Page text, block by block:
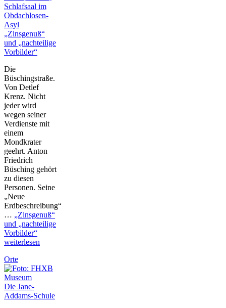
„Zinsgenuß“
und „nachteilige
Vorbilder“
Die
Büschingstraße.
Von Detlef
Krenz. Nicht
jeder wird
wegen seiner
Verdienste mit
einem
Mondkrater
geehrt. Anton
Friedrich
Büsching gehört
zu diesen
Personen. Seine
„Neue
Erdbeschreibung“
… „Zinsgenuß“
und „nachteilige
Vorbilder“
weiterlesen
Orte
Die Jane-
Addams-Schule